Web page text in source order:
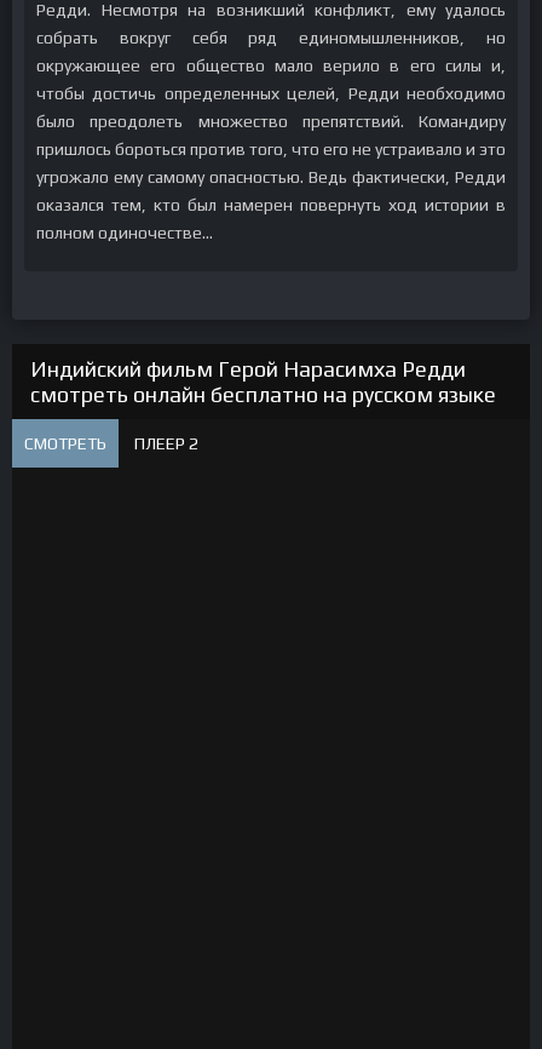
Редди. Несмотря на возникший конфликт, ему удалось
собрать вокруг себя ряд единомышленников, но
окружающее его общество мало верило в его силы и,
чтобы достичь определенных целей, Редди необходимо
было преодолеть множество препятствий. Командиру
пришлось бороться против того, что его не устраивало и это
угрожало ему самому опасностью. Ведь фактически, Редди
оказался тем, кто был намерен повернуть ход истории в
полном одиночестве…
Индийский фильм Герой Нарасимха Редди
смотреть онлайн бесплатно на русском языке
СМОТРЕТЬ ПЛЕЕР 2